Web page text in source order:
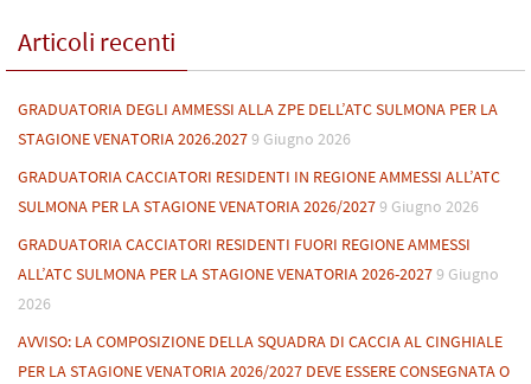
Articoli recenti
GRADUATORIA DEGLI AMMESSI ALLA ZPE DELL’ATC SULMONA PER LA
STAGIONE VENATORIA 2026.20279 Giugno 2026
GRADUATORIA CACCIATORI RESIDENTI IN REGIONE AMMESSI ALL’ATC
SULMONA PER LA STAGIONE VENATORIA 2026/20279 Giugno 2026
GRADUATORIA CACCIATORI RESIDENTI FUORI REGIONE AMMESSI
ALL’ATC SULMONA PER LA STAGIONE VENATORIA 2026-20279 Giugno
2026
AVVISO: LA COMPOSIZIONE DELLA SQUADRA DI CACCIA AL CINGHIALE
PER LA STAGIONE VENATORIA 2026/2027 DEVE ESSERE CONSEGNATA O